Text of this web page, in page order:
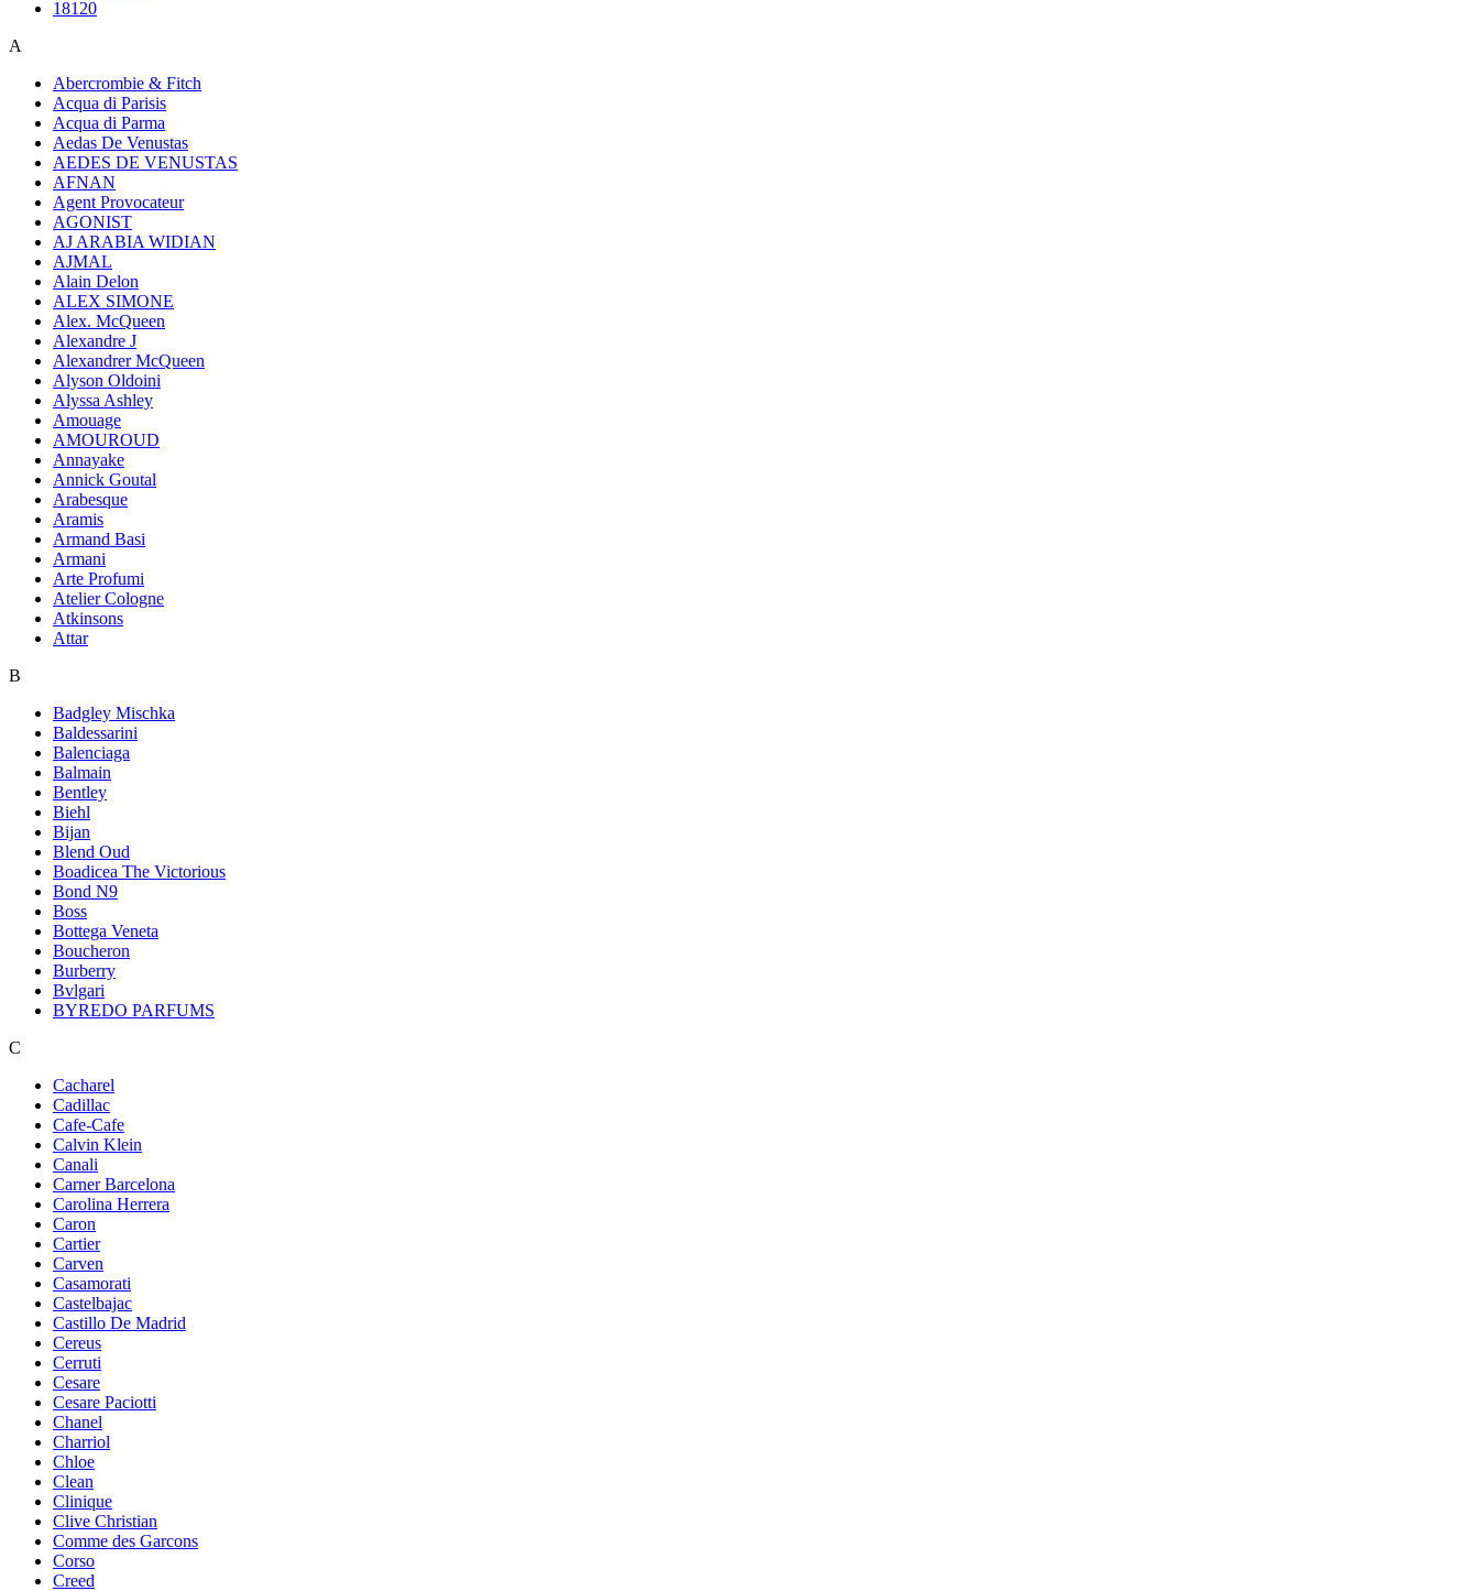
18120
A
Abercrombie & Fitch
Acqua di Parisis
Acqua di Parma
Aedas De Venustas
AEDES DE VENUSTAS
AFNAN
Agent Provocateur
AGONIST
AJ ARABIA WIDIAN
AJMAL
Alain Delon
ALEX SIMONE
Alex. McQueen
Alexandre J
Alexandrer McQueen
Alyson Oldoini
Alyssa Ashley
Amouage
AMOUROUD
Annayake
Annick Goutal
Arabesque
Aramis
Armand Basi
Armani
Arte Profumi
Atelier Cologne
Atkinsons
Attar
B
Badgley Mischka
Baldessarini
Balenciaga
Balmain
Bentley
Biehl
Bijan
Blend Oud
Boadicea The Victorious
Bond N9
Boss
Bottega Veneta
Boucheron
Burberry
Bvlgari
BYREDO PARFUMS
C
Cacharel
Cadillac
Cafe-Cafe
Calvin Klein
Canali
Carner Barcelona
Carolina Herrera
Caron
Cartier
Carven
Casamorati
Castelbajac
Castillo De Madrid
Cereus
Cerruti
Cesare
Cesare Paciotti
Chanel
Charriol
Chloe
Clean
Clinique
Clive Christian
Comme des Garcons
Corso
Creed